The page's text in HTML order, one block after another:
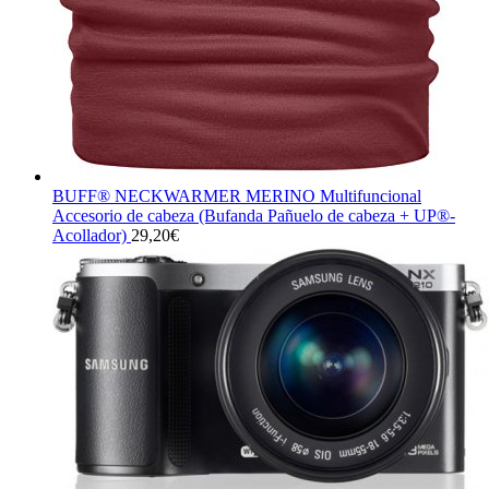
BUFF® NECKWARMER MERINO Multifuncional
Accesorio de cabeza (Bufanda Pañuelo de cabeza + UP®-
Acollador) 29,20€